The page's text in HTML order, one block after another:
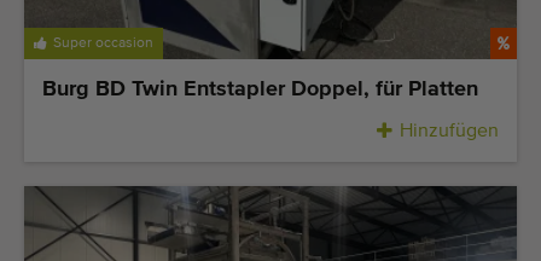
Super occasion
Burg BD Twin Entstapler Doppel, für Platten
Hinzufügen